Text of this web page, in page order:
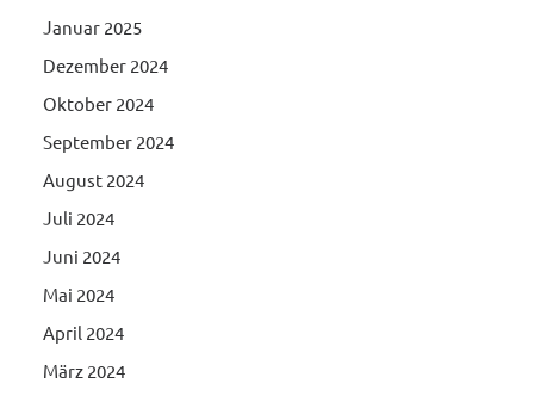
Januar 2025
Dezember 2024
Oktober 2024
September 2024
August 2024
Juli 2024
Juni 2024
Mai 2024
April 2024
März 2024